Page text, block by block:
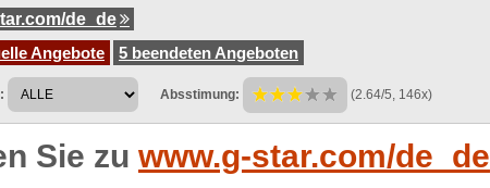
de_de
Angebote
5 beendeten Angeboten
Absstimung: (2.64/5, 146x)
Sie zu www.g-star.com/de_de